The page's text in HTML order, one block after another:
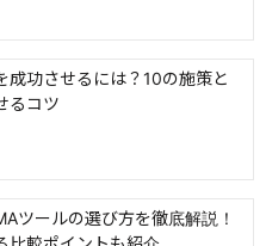
成功させるには？10の施策と
るコツ
ツールの選び方を徹底解説！